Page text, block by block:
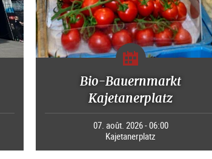
Bio-Bauernmarkt
Kajetanerplatz
07. août. 2026 - 06:00
Kajetanerplatz